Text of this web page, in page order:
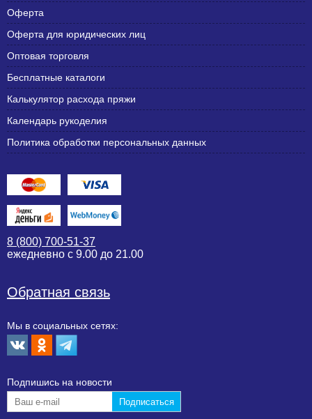
Оферта
Оферта для юридических лиц
Оптовая торговля
Бесплатные каталоги
Калькулятор расхода пряжи
Календарь рукоделия
Политика обработки персональных данных
8 (800) 700-51-37
ежедневно с 9.00 до 21.00
Обратная связь
Мы в социальных сетях:
Подпишиcь на новости